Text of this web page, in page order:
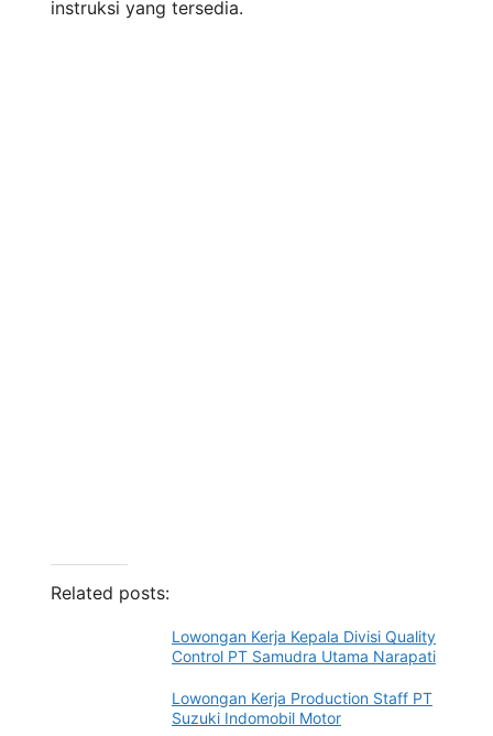
instruksi yang tersedia.
Related posts:
Lowongan Kerja Kepala Divisi Quality
Control PT Samudra Utama Narapati
Lowongan Kerja Production Staff PT
Suzuki Indomobil Motor